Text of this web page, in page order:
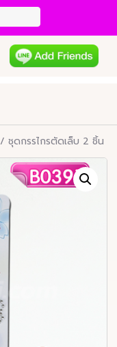
/ ชุดกรรไกรตัดเล็บ 2 ชิ้น